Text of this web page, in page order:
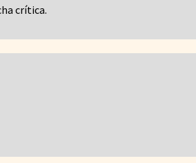
crítica.